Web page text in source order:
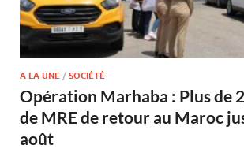
A LA UNE / SOCIÉTÉ
Opération Marhaba : Plus de
de MRE de retour au Maroc
août